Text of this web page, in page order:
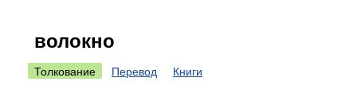
волокно
Толкование Перевод Книги